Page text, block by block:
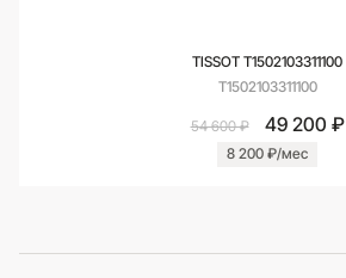
TISSOT T1502103311100
T1502103311100
54 600 ₽ 49 200 ₽
8 200 ₽/мес